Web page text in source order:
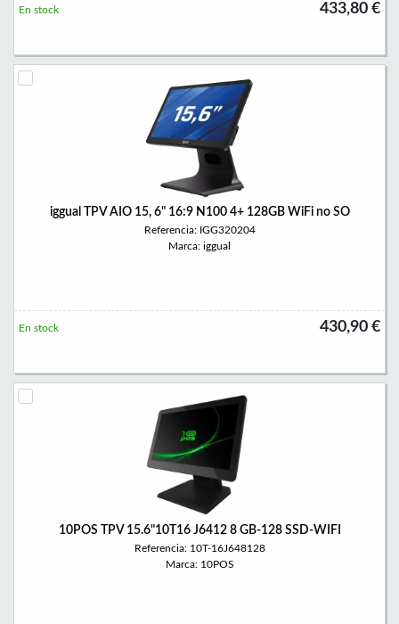
433,80 €
En stock
iggual TPV AIO 15, 6" 16:9 N100 4+ 128GB WiFi no SO
Referencia: IGG320204
Marca: iggual
430,90 €
En stock
10POS TPV 15.6"10T16 J6412 8 GB-128 SSD-WIFI
Referencia: 10T-16J648128
Marca: 10POS